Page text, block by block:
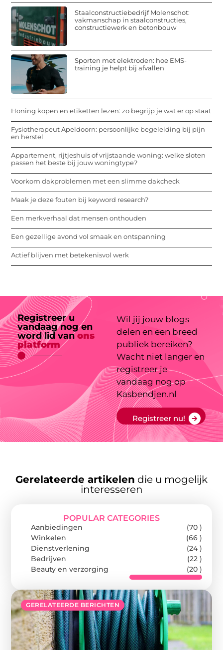
Staalconstructiebedrijf Molenschot:
vakmanschap in staalconstructies,
constructiewerk en betonbouw
Sporten met elektroden: hoe EMS-
training je helpt bij afvallen
Honing kopen en etiketten lezen: zo begrijp je wat er op staat
Fysiotherapeut Apeldoorn: persoonlijke begeleiding bij pijn
en herstel
Appartement, rijtjeshuis of vrijstaande woning: welke sloten
passen het beste bij jouw woningtype?
Voorkom dakproblemen met een slimme dakcheck
Maak je deze fouten bij keyword research?
Een merkverhaal dat mensen onthouden
Een gezellige avond vol smaak en ontspanning
Actief blijven met betekenisvol werk
Registreer u
vandaag nog en
word lid vanons
platform
Wil jij jouw blogs
delen en een breed
publiek bereiken?
Wacht niet langer en
registreer je
vandaag nog op
Kasbendjen.nl
Registreer nu!
Gerelateerde artikelen die u mogelijk
interesseren
GERELATEERDE BERICHTEN
POPULAR CATEGORIES
Aanbiedingen
(70 )
Winkelen
(66 )
Dienstverlening
(24 )
Bedrijven
(22 )
Beauty en verzorging
(20 )